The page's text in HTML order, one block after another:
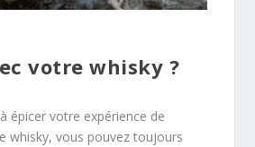
votre whisky ?
épicer votre expérience de
whisky, vous pouvez toujours